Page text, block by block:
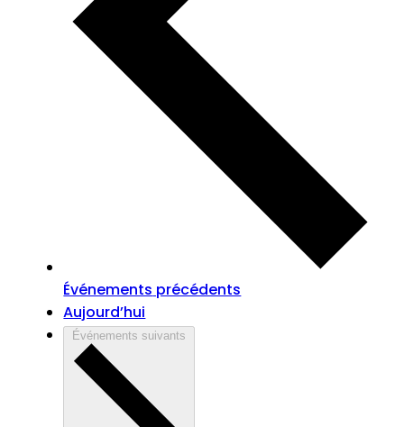
Événements précédents
Aujourd’hui
Événements suivants